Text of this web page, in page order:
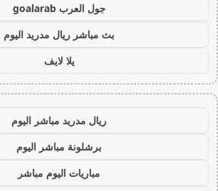
جول العرب goalarab
بث مباشر ريال مدريد اليوم
يلا لايف
ريال مدريد مباشر اليوم
برشلونة مباشر اليوم
مباريات اليوم مباشر